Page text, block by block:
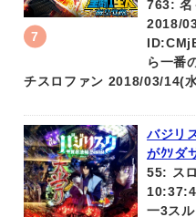
763: 名
2018/
ら一番
チスロファン 2018/03/14(
バジリ
がｸｿダ
55: ス
一3ス